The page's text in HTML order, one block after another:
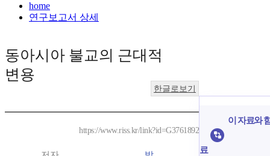
home
연구보고서 상세
동아시아 불교의 근대적
변용
한글로보기
https://www.riss.kr/link?id=G3761892
이 자료와
료